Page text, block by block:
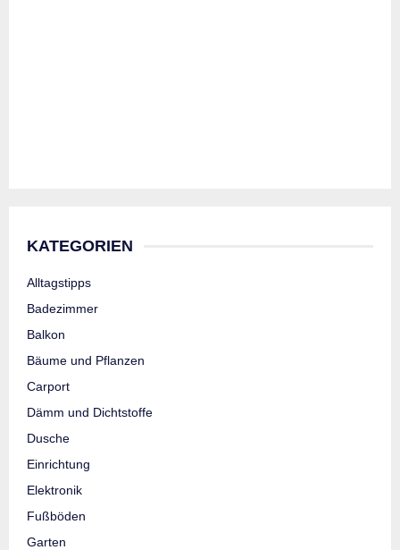
KATEGORIEN
Alltagstipps
Badezimmer
Balkon
Bäume und Pflanzen
Carport
Dämm und Dichtstoffe
Dusche
Einrichtung
Elektronik
Fußböden
Garten